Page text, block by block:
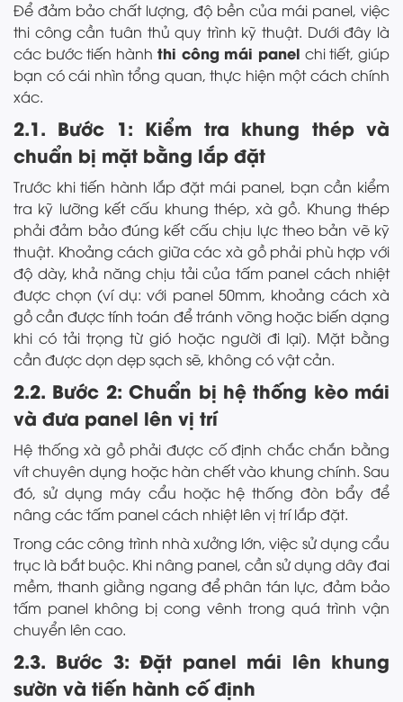
Để đảm bảo chất lượng, độ bền của mái panel, việc
thi công cần tuân thủ quy trình kỹ thuật. Dưới đây là
các bước tiến hành thi công mái panel chi tiết, giúp
bạn có cái nhìn tổng quan, thực hiện một cách chính
xác.
2.1. Bước 1: Kiểm tra khung thép và
chuẩn bị mặt bằng lắp đặt
Trước khi tiến hành lắp đặt mái panel, bạn cần kiểm
tra kỹ lưỡng kết cấu khung thép, xà gồ. Khung thép
phải đảm bảo đúng kết cấu chịu lực theo bản vẽ kỹ
thuật. Khoảng cách giữa các xà gồ phải phù hợp với
độ dày, khả năng chịu tải của tấm panel cách nhiệt
được chọn (ví dụ: với panel 50mm, khoảng cách xà
gồ cần được tính toán để tránh võng hoặc biến dạng
khi có tải trọng từ gió hoặc người đi lại). Mặt bằng
cần được dọn dẹp sạch sẽ, không có vật cản.
2.2. Bước 2: Chuẩn bị hệ thống kèo mái
và đưa panel lên vị trí
Hệ thống xà gồ phải được cố định chắc chắn bằng
vít chuyên dụng hoặc hàn chết vào khung chính. Sau
đó, sử dụng máy cẩu hoặc hệ thống đòn bẩy để
nâng các tấm panel cách nhiệt lên vị trí lắp đặt.
Trong các công trình nhà xưởng lớn, việc sử dụng cẩu
trục là bắt buộc. Khi nâng panel, cần sử dụng dây đai
mềm, thanh giằng ngang để phân tán lực, đảm bảo
tấm panel không bị cong vênh trong quá trình vận
chuyển lên cao.
2.3. Bước 3: Đặt panel mái lên khung
sườn và tiến hành cố định